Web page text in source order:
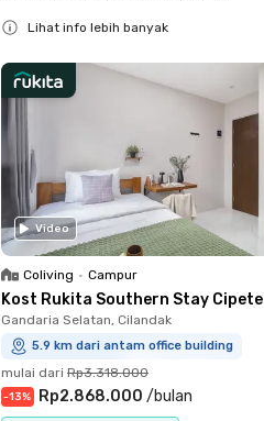
Lihat info lebih banyak
Video
Coliving • Campur
Kost Rukita Southern Stay Cipete
Gandaria Selatan, Cilandak
5.9 km dari antam office building
mulai dari Rp3.318.000
-13% Rp2.868.000 /bulan